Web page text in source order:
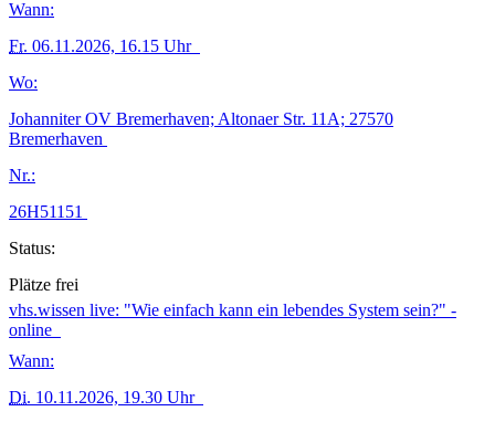
Wann:
Fr. 06.11.2026, 16.15 Uhr
Wo:
Johanniter OV Bremerhaven; Altonaer Str. 11A; 27570
Bremerhaven
Nr.:
26H51151
Status:
Plätze frei
vhs.wissen live: "Wie einfach kann ein lebendes System sein?" -
online
Wann:
Di. 10.11.2026, 19.30 Uhr